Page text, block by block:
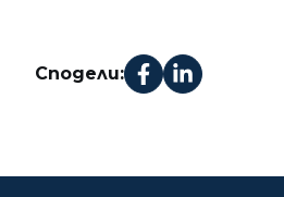
Сподели: